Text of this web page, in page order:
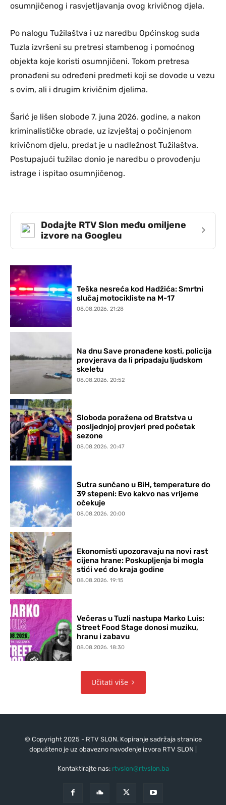
osumnjičenog i rasvjetljavanja ovog krivičnog djela.
Po nalogu Tužilaštva i uz naredbu Općinskog suda
Tuzla izvršeni su pretresi stambenog i pomoćnog
objekta koje koristi osumnjičeni. Tokom pretresa
pronađeni su određeni predmeti koji se dovode u vezu
s ovim, ali i drugim krivičnim djelima.
Šarić je lišen slobode 7. juna 2026. godine, a nakon
kriminalističke obrade, uz izvještaj o počinjenom
krivičnom djelu, predat je u nadležnost Tužilaštva.
Postupajući tužilac donio je naredbu o provođenju
istrage i ispitao osumnjičenog.
Dodajte RTV Slon među omiljene
izvore na Googleu
›
Teška nesreća kod Hadžića: Smrtni
slučaj motocikliste na M-17
08.08.2026. 21:28
Na dnu Save pronađene kosti, policija
provjerava da li pripadaju ljudskom
skeletu
08.08.2026. 20:52
Sloboda poražena od Bratstva u
posljednjoj provjeri pred početak
sezone
08.08.2026. 20:47
Sutra sunčano u BiH, temperature do
39 stepeni: Evo kakvo nas vrijeme
očekuje
08.08.2026. 20:00
Ekonomisti upozoravaju na novi rast
cijena hrane: Poskupljenja bi mogla
stići već do kraja godine
08.08.2026. 19:15
Večeras u Tuzli nastupa Marko Luis:
Street Food Stage donosi muziku,
hranu i zabavu
08.08.2026. 18:30
Učitati više
© Copyright 2025 - RTV SLON. Kopiranje sadržaja stranice
dopušteno je uz obavezno navođenje izvora RTV SLON |
Kontaktirajte nas: rtvslon@rtvslon.ba